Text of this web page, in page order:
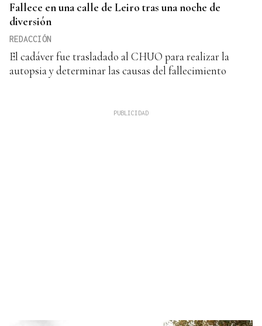
Fallece en una calle de Leiro tras una noche de
diversión
REDACCIÓN
El cadáver fue trasladado al CHUO para realizar la
autopsia y determinar las causas del fallecimiento